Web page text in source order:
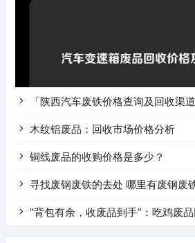
「陕西汽车废铁价格查询及回收渠
价是什么
木纹铝废品：回收市场价格分析
铜线废品的收购价格是多少？
寻找废钢废铁的去处 哪里有废钢
“背包有余，收废品到手”：吃鸡废